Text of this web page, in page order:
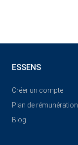
ESSENS
Créer un compte
Plan de rémunération
Blog